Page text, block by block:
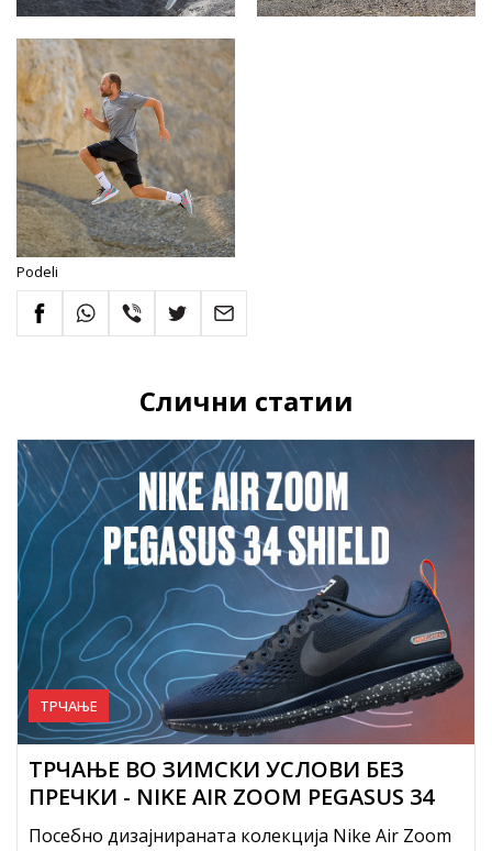
Podeli
Слични статии
ТРЧАЊЕ
ТРЧАЊЕ ВО ЗИМСКИ УСЛОВИ БЕЗ
ПРЕЧКИ - NIKE AIR ZOOM PEGASUS 34
SHIELD
Посебно дизајнираната колекција Nike Air Zoom